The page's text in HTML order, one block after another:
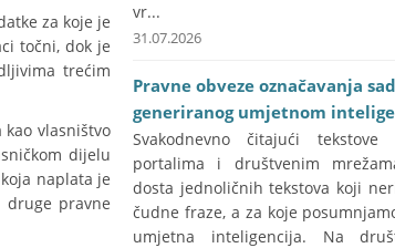
za koje je
točni, dok je
trećim
vlasništvo
dijelu
naplata je
pravne
vr...
31.07.2026
Pravne obveze označavanja
generiranog umjetnom
Svakodnevno čitajući
portalima i društvenim
dosta jednoličnih tekstova koji
čudne fraze, a za koje
umjetna inteligencija. Na